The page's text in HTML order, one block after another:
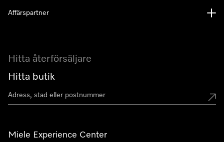
Hitta återförsäljare
Hitta butik
Miele Experience Center
Affärspartner